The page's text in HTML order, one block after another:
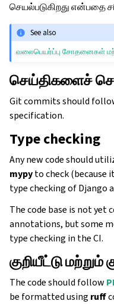
செயல்படுகிறது என்பதை
See also
வலைபெயர்ப்பு சோதனைகள்
செய்திகளைச்
Git commits should
specification.
Type checking
Any new code should
mypyto check (because
type checking of Django
The code base is not yet
annotations, but some
type checking in the CI.
குறியீட்டு
The code should follow
be formatted using ruff